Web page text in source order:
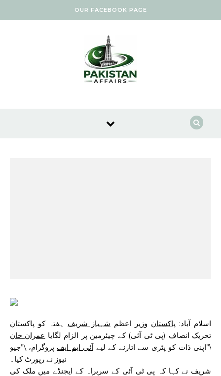
OUR FACEBOOK PAGE
اسلام آباد: پاکستان وزیر اعظم شہباز شریف ہفتہ کو پاکستان
تحریک انصاف (پی ٹی آئی) کے چیئرمین پر الزام لگایا عمران خان
\”اپنی ذات کو پٹری سے اتارنے کے لیےآئی ایم ایف پروگرام، \”جیو
نیوز نے رپورٹ کیا۔
شریف نے کہا کہ پی ٹی آئی کے سربراہ کے ایجنڈے میں ملک کی